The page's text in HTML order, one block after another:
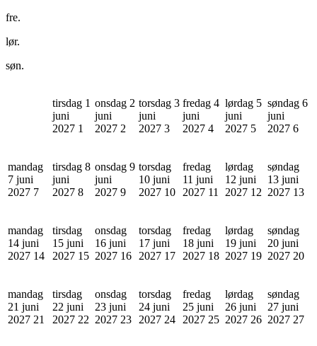
fre.
lør.
søn.
tirsdag 1
juni
2027 1
onsdag 2
juni
2027 2
torsdag 3
juni
2027 3
fredag 4
juni
2027 4
lørdag 5
juni
2027 5
søndag 6
juni
2027 6
mandag
7 juni
2027 7
tirsdag 8
juni
2027 8
onsdag 9
juni
2027 9
torsdag
10 juni
2027 10
fredag
11 juni
2027 11
lørdag
12 juni
2027 12
søndag
13 juni
2027 13
mandag
14 juni
2027 14
tirsdag
15 juni
2027 15
onsdag
16 juni
2027 16
torsdag
17 juni
2027 17
fredag
18 juni
2027 18
lørdag
19 juni
2027 19
søndag
20 juni
2027 20
mandag
21 juni
2027 21
tirsdag
22 juni
2027 22
onsdag
23 juni
2027 23
torsdag
24 juni
2027 24
fredag
25 juni
2027 25
lørdag
26 juni
2027 26
søndag
27 juni
2027 27